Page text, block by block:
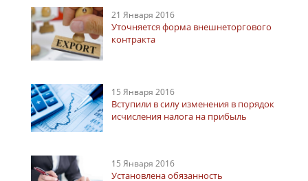
21 Января 2016
Уточняется форма внешнеторгового
контракта
15 Января 2016
Вступили в силу изменения в порядок
исчисления налога на прибыль
15 Января 2016
Установлена обязанность